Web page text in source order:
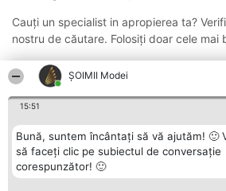
ȘOIMII Modei
15:51
Bună, suntem încântați să vă ajutăm! 🙂
să faceți clic pe subiectul de conversație
corespunzător! 🙂
Cauți un specialist in apropierea ta?
nostru de căutare. Folosiți doar cele mai